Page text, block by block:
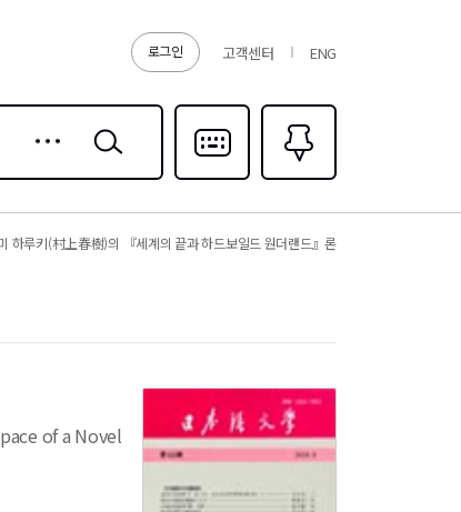
로그인 고객센터 ENG
검색
다국어입력
즐겨찾기0
하루키(村上春樹)의 『세계의 끝과 하드보일드 원더랜드』론
of a Novel